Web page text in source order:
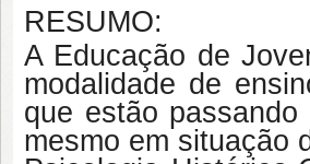
RESUMO:
A Educação de
modalidade de
que estão
mesmo em situação